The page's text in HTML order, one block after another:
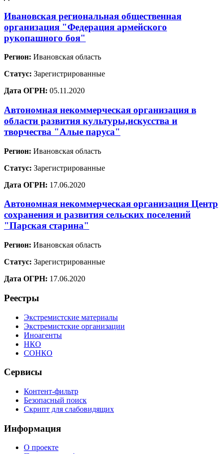
Ивановская региональная общественная
организация "Федерация армейского
рукопашного боя"
Регион: Ивановская область
Статус: Зарегистрированные
Дата ОГРН: 05.11.2020
Автономная некоммерческая организация в
области развития культуры,искусства и
творчества "Алые паруса"
Регион: Ивановская область
Статус: Зарегистрированные
Дата ОГРН: 17.06.2020
Автономная некоммерческая организация Центр
сохранения и развития сельских поселений
"Парская старина"
Регион: Ивановская область
Статус: Зарегистрированные
Дата ОГРН: 17.06.2020
Реестры
Экстремистские материалы
Экстремистские организации
Иноагенты
НКО
СОНКО
Сервисы
Контент-фильтр
Безопасный поиск
Скрипт для слабовидящих
Информация
О проекте